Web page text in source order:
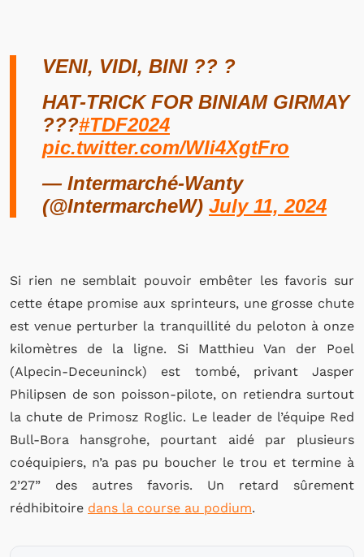
VENI, VIDI, BINI ?? ?
HAT-TRICK FOR BINIAM GIRMAY
???#TDF2024
pic.twitter.com/WIi4XgtFro
— Intermarché-Wanty
(@IntermarcheW) July 11, 2024
Si rien ne semblait pouvoir embêter les favoris sur
cette étape promise aux sprinteurs, une grosse chute
est venue perturber la tranquillité du peloton à onze
kilomètres de la ligne. Si Matthieu Van der Poel
(Alpecin-Deceuninck) est tombé, privant Jasper
Philipsen de son poisson-pilote, on retiendra surtout
la chute de Primosz Roglic. Le leader de l’équipe Red
Bull-Bora hansgrohe, pourtant aidé par plusieurs
coéquipiers, n’a pas pu boucher le trou et termine à
2’27” des autres favoris. Un retard sûrement
rédhibitoire dans la course au podium.